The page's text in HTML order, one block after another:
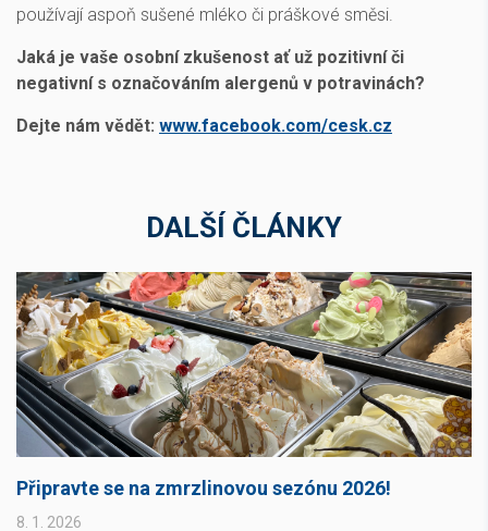
používají aspoň sušené mléko či práškové směsi.
Jaká je vaše osobní zkušenost ať už pozitivní či
negativní s označováním alergenů v potravinách?
Dejte nám vědět: www.facebook.com/cesk.cz
DALŠÍ ČLÁNKY
Připravte se na zmrzlinovou sezónu 2026!
8. 1. 2026